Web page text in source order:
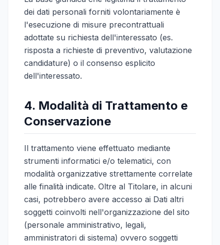
dei dati personali forniti volontariamente è
l'esecuzione di misure precontrattuali
adottate su richiesta dell'interessato (es.
risposta a richieste di preventivo, valutazione
candidature) o il consenso esplicito
dell'interessato.
4. Modalità di Trattamento e
Conservazione
Il trattamento viene effettuato mediante
strumenti informatici e/o telematici, con
modalità organizzative strettamente correlate
alle finalità indicate. Oltre al Titolare, in alcuni
casi, potrebbero avere accesso ai Dati altri
soggetti coinvolti nell'organizzazione del sito
(personale amministrativo, legali,
amministratori di sistema) ovvero soggetti